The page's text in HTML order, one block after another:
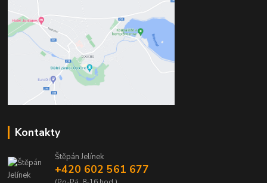
Kontakty
Štěpán Jelínek
+420 602 561 677